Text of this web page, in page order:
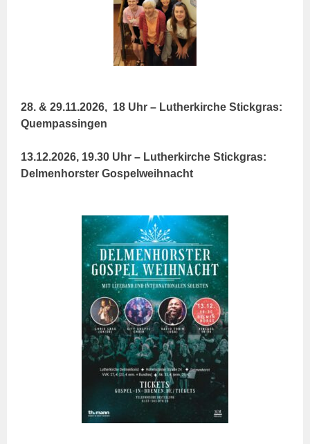
28. & 29.11.2026, 18 Uhr – Lutherkirche Stickgras:
Quempassingen
13.12.2026, 19.30 Uhr – Lutherkirche Stickgras:
Delmenhorster Gospelweihnacht